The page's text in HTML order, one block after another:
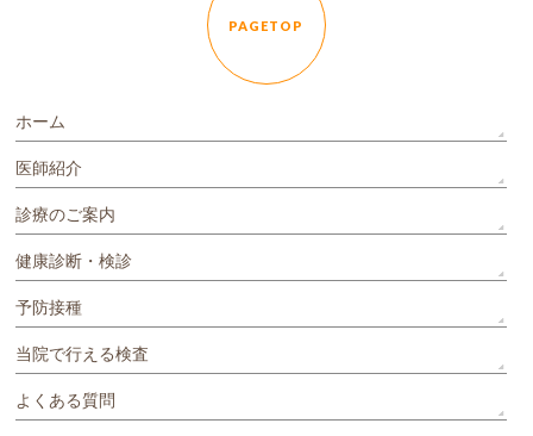
PAGETOP
ホーム
医師紹介
診療のご案内
健康診断・検診
予防接種
当院で行える検査
よくある質問